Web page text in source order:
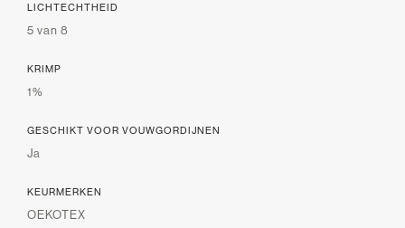
LICHTECHTHEID
5 van 8
KRIMP
1%
GESCHIKT VOOR VOUWGORDIJNEN
Ja
KEURMERKEN
OEKOTEX